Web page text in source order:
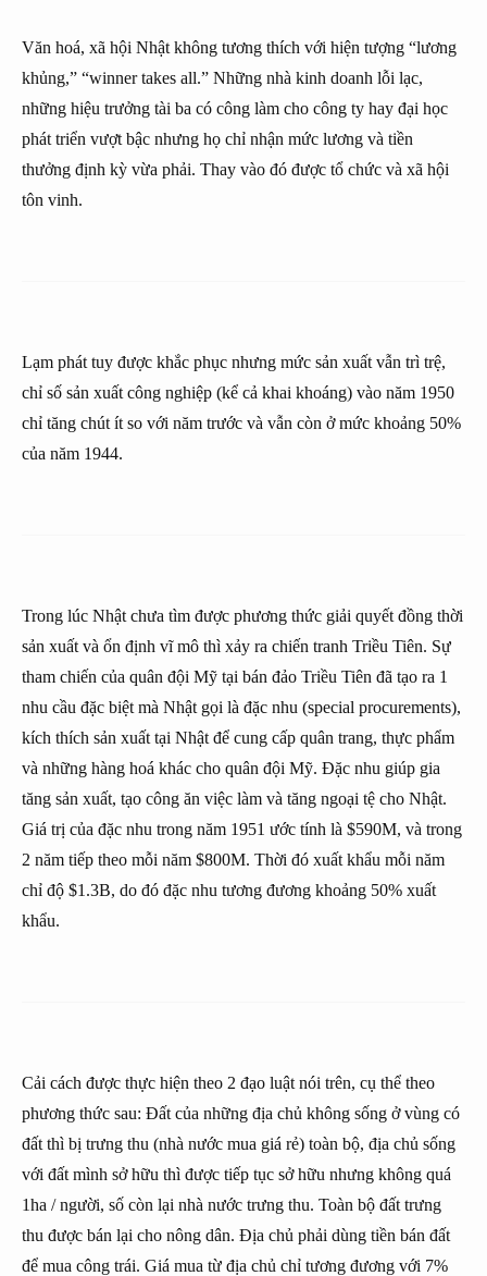
Văn hoá, xã hội Nhật không tương thích với hiện tượng “lương
khủng,” “winner takes all.” Những nhà kinh doanh lỗi lạc,
những hiệu trưởng tài ba có công làm cho công ty hay đại học
phát triển vượt bậc nhưng họ chỉ nhận mức lương và tiền
thưởng định kỳ vừa phải. Thay vào đó được tổ chức và xã hội
tôn vinh.
Lạm phát tuy được khắc phục nhưng mức sản xuất vẫn trì trệ,
chỉ số sản xuất công nghiệp (kể cả khai khoáng) vào năm 1950
chỉ tăng chút ít so với năm trước và vẫn còn ở mức khoảng 50%
của năm 1944.
Trong lúc Nhật chưa tìm được phương thức giải quyết đồng thời
sản xuất và ổn định vĩ mô thì xảy ra chiến tranh Triều Tiên. Sự
tham chiến của quân đội Mỹ tại bán đảo Triều Tiên đã tạo ra 1
nhu cầu đặc biệt mà Nhật gọi là đặc nhu (special procurements),
kích thích sản xuất tại Nhật để cung cấp quân trang, thực phẩm
và những hàng hoá khác cho quân đội Mỹ. Đặc nhu giúp gia
tăng sản xuất, tạo công ăn việc làm và tăng ngoại tệ cho Nhật.
Giá trị của đặc nhu trong năm 1951 ước tính là $590M, và trong
2 năm tiếp theo mỗi năm $800M. Thời đó xuất khẩu mỗi năm
chỉ độ $1.3B, do đó đặc nhu tương đương khoảng 50% xuất
khẩu.
Cải cách được thực hiện theo 2 đạo luật nói trên, cụ thể theo
phương thức sau: Đất của những địa chủ không sống ở vùng có
đất thì bị trưng thu (nhà nước mua giá rẻ) toàn bộ, địa chủ sống
với đất mình sở hữu thì được tiếp tục sở hữu nhưng không quá
1ha / người, số còn lại nhà nước trưng thu. Toàn bộ đất trưng
thu được bán lại cho nông dân. Địa chủ phải dùng tiền bán đất
để mua công trái. Giá mua từ địa chủ chỉ tương đương với 7%